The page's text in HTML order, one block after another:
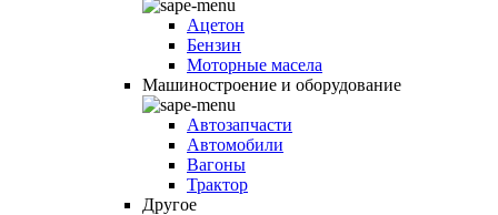
Ацетон
Бензин
Моторные масела
Машиностроение и оборудование
Автозапчасти
Автомобили
Вагоны
Трактор
Другое